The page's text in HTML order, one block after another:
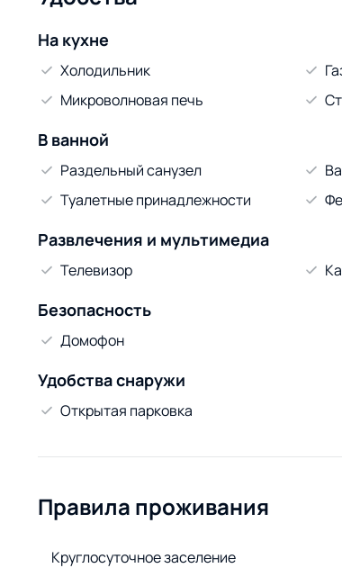
На кухне
Холодильник
Микроволновая печь
В ванной
Раздельный санузел
Туалетные принадлежности
Развлечения и мультимедиа
Телевизор
Безопасность
Домофон
Удобства снаружи
Открытая парковка
Правила проживания
Круглосуточное заселение